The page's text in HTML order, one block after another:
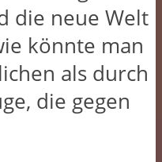
die neue Welt
könnte man
als durch
die gegen